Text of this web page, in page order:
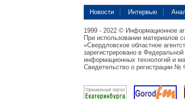
Новости Интервью
1999 - 2022 © Информационное
При использовании материалов
«Свердловское областное
зарегистрировано в
информационных технологий и
Свидетельство о регистрации №